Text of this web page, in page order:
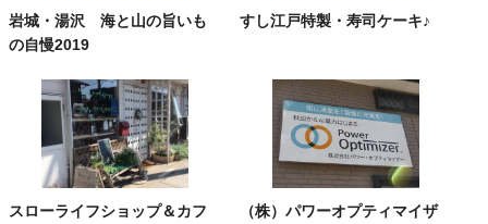
岩城・湯沢 海と山の旨いも
の自慢2019
すし江戸特製・寿司ケーキ♪
スローライフショップ＆カフ
（株）パワーオプティマイザ